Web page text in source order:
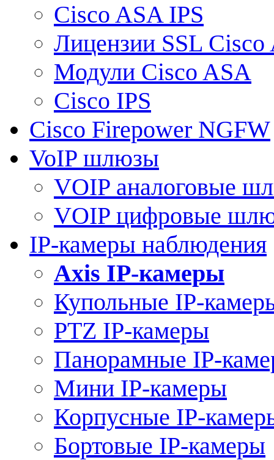
Cisco ASA IPS
Лицензии SSL Cisco
Модули Cisco ASA
Cisco IPS
Cisco Firepower NGFW
VoIP шлюзы
VOIP аналоговые
VOIP цифровые
IP-камеры наблюдения
Axis IP-камеры
Купольные IP-
PTZ IP-камеры
Панорамные IP-
Мини IP-камеры
Корпусные IP-
Бортовые IP-камеры